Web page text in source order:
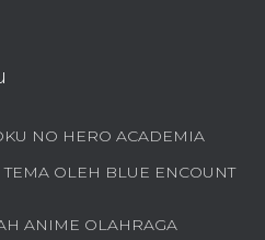
NO HERO ACADEMIA
OLEH BLUE ENCOUNT
ANIME OLAHRAGA